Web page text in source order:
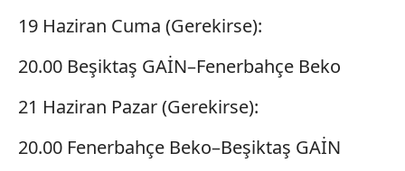
19 Haziran Cuma (Gerekirse):
20.00 Beşiktaş GAİN–Fenerbahçe Beko
21 Haziran Pazar (Gerekirse):
20.00 Fenerbahçe Beko–Beşiktaş GAİN